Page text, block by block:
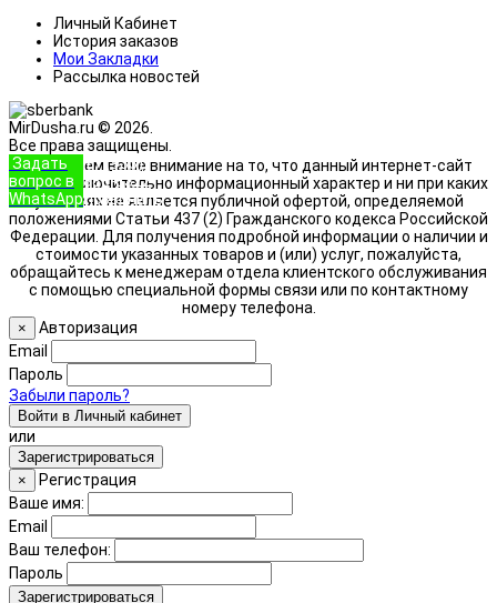
Личный Кабинет
История заказов
Мои Закладки
Рассылка новостей
MirDusha.ru © 2026.
Все права защищены.
Обращаем ваше внимание на то, что данный интернет-сайт
носит исключительно информационный характер и ни при каких
условиях не является публичной офертой, определяемой
положениями Статьи 437 (2) Гражданского кодекса Российской
Федерации. Для получения подробной информации о наличии и
стоимости указанных товаров и (или) услуг, пожалуйста,
обращайтесь к менеджерам отдела клиентского обслуживания
с помощью специальной формы связи или по контактному
номеру телефона.
Задать
вопрос в
WhatsApp
+7 (933)
888-8322
Позвонить
×
Авторизация
Email
Пароль
Забыли пароль?
Войти в Личный кабинет
или
Зарегистрироваться
×
Регистрация
Ваше имя:
Email
Ваш телефон:
Пароль
Зарегистрироваться